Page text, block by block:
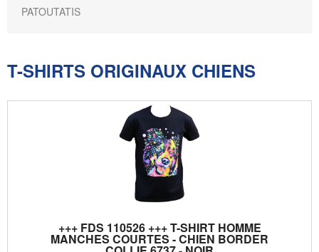
PATOUTATIS
T-SHIRTS ORIGINAUX CHIENS
+++ FDS 110526 +++ T-SHIRT HOMME
MANCHES COURTES - CHIEN BORDER